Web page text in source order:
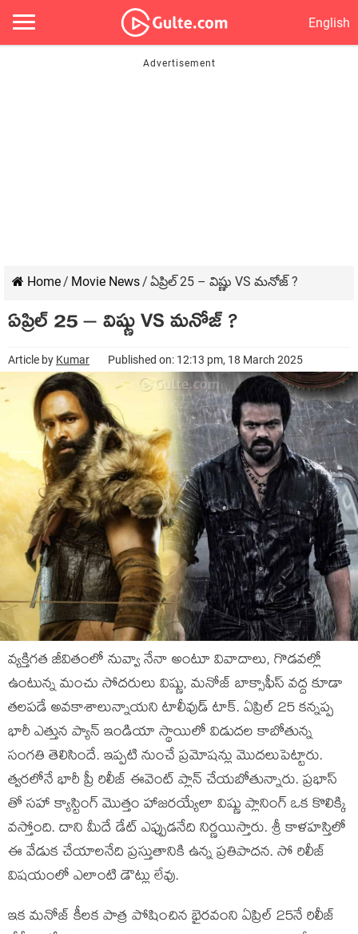
English
Home/ Movie News/ ఏప్రిల్ 25 – విష్ణు VS మనోజ్ ?
ఏప్రిల్ 25 – విష్ణు VS మనోజ్ ?
Article by Kumar Published on: 12:13 pm, 18 March 2025
వ్యక్తిగత జీవితంలో నువ్వా నేనా అంటూ వివాదాలు, గొడవల్లో
ఉంటున్న మంచు సోదరులు విష్ణు, మనోజ్ బాక్సాఫీస్ వద్ద కూడా
తలపడే అవకాశాలున్నాయని టాలీవుడ్ టాక్. ఏప్రిల్ 25 కన్నప్ప
భారీ ఎత్తున ప్యాన్ ఇండియా స్థాయిలో విడుదల కాబోతున్న
సంగతి తెలిసిందే. ఇప్పటి నుంచే ప్రమోషన్లు మొదలుపెట్టారు.
త్వరలోనే భారీ ప్రీ రిలీజ్ ఈవెంట్ ప్లాన్ చేయబోతున్నారు. ప్రభాస్
తో సహా క్యాస్టింగ్ మొత్తం హాజరయ్యేలా విష్ణు ప్లానింగ్ ఒక కొలిక్కి
వస్తోంది. దాని మీదే డేట్ ఎప్పుడనేది నిర్ణయిస్తారు. శ్రీ కాళహస్తిలో
ఈ వేడుక చేయాలనేది ప్రస్తుతానికి ఉన్న ప్రతిపాదన. సో రిలీజ్
విషయంలో ఎలాంటి డౌట్లు లేవు.
ఇక మనోజ్ కీలక పాత్ర పోషించిన భైరవంని ఏప్రిల్ 25నే రిలీజ్